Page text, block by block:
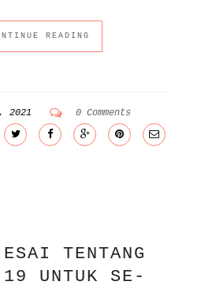
READING
2021 0 Comments
ESAI TENTANG
UNTUK SE-